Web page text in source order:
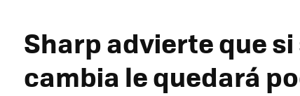
Sharp advierte que
cambia le quedará